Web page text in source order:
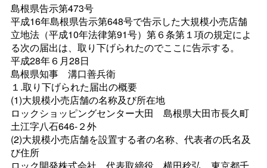
島根県告示第473号
平成16年島根県告示第648号で告示した大規模小売店舗
立地法（平成10年法律第91号）第６条第１項の規定によ
る次の届出は、取り下げられたのでここに告示する。
平成28年６月28日
島根県知事 溝口善兵衛
１.取り下げられた届出の概要
(1)大規模小売店舗の名称及び所在地
ロックショッピングセンター大田 島根県大田市長久町
土江字八石646-２外
(2)大規模小売店舗を設置する者の名称、代表者の氏名及
び住所
ロック開発株式会社 代表取締役 横田稔弘 東京都千